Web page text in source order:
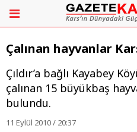
Çalınan hayvanlar
Çıldır’a bağlı Kayabey
çalınan 15 büyükbaş
bulundu.
11 Eylül 2010 / 20:37